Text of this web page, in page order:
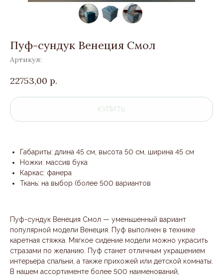
Пуф-сундук Венеция Смол
Артикул:
22753,00 р.
КУПИТЬ
Габариты: длина 45 см, высота 50 см, ширина 45 см
Ножки: массив бука
Каркас: фанера
Ткань: на выбор (более 500 вариантов
Пуф-сундук Венеция Смол — уменьшенный вариант
популярной модели Венеция. Пуф выполнен в технике
каретная стяжка. Мягкое сидение модели можно украсить
стразами по желанию. Пуф станет отличным украшением
интерьера спальни, а также прихожей или детской комнаты.
В нашем ассортименте более 500 наименований,